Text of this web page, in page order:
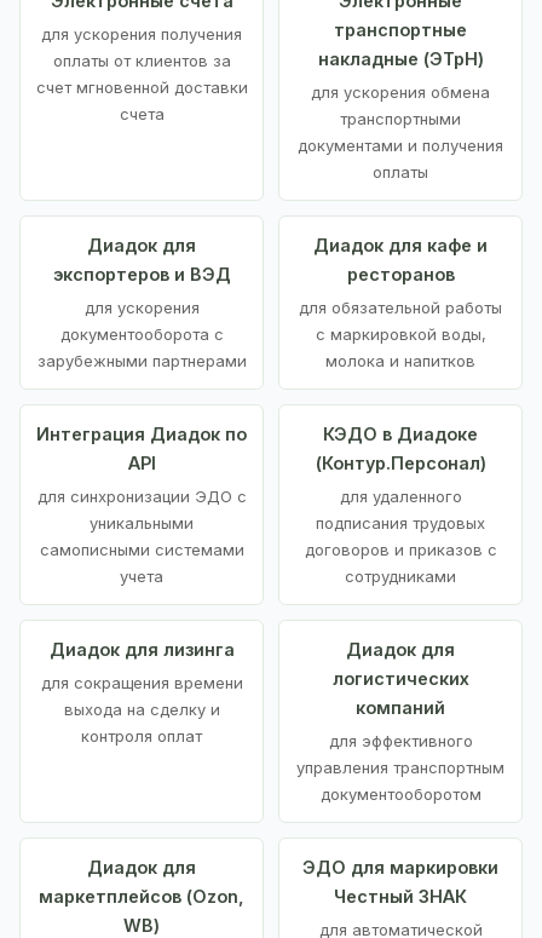
для ускорения получения
оплаты от клиентов за
счет мгновенной доставки
счета
транспортные
накладные (ЭТрН)
для ускорения обмена
транспортными
документами и получения
оплаты
Диадок для
экспортеров и ВЭД
для ускорения
документооборота с
зарубежными партнерами
Диадок для кафе и
ресторанов
для обязательной работы
с маркировкой воды,
молока и напитков
Интеграция Диадок по
API
для синхронизации ЭДО с
уникальными
самописными системами
учета
КЭДО в Диадоке
(Контур.Персонал)
для удаленного
подписания трудовых
договоров и приказов с
сотрудниками
Диадок для лизинга
для сокращения времени
выхода на сделку и
контроля оплат
Диадок для
логистических
компаний
для эффективного
управления транспортным
документооборотом
Диадок для
маркетплейсов (Ozon,
WB)
ЭДО для маркировки
Честный ЗНАК
для автоматической